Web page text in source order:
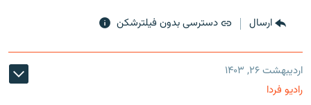
ارسال دسترسی بدون فیلترشکن
اردیبهشت ۲۶, ۱۴۰۳
رادیو فردا